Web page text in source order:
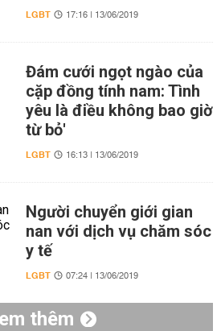
LGBT 17:16 | 13/06/2019
Đám cưới ngọt ngào của
cặp đồng tính nam: Tình
yêu là điều không bao giờ
từ bỏ'
LGBT 16:13 | 13/06/2019
Người chuyển giới gian
nan với dịch vụ chăm sóc
y tế
LGBT 07:24 | 13/06/2019
thêm